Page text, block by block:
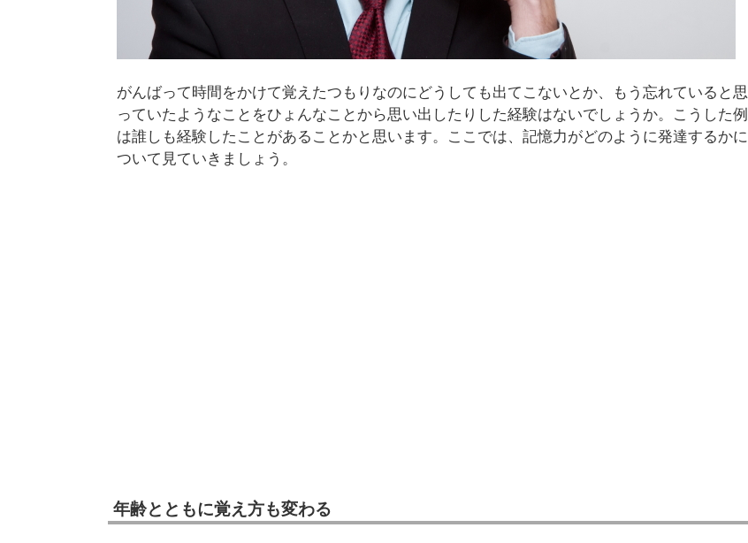
がんばって時間をかけて覚えたつもりなのにどうしても出てこないとか、もう忘れていると思
っていたようなことをひょんなことから思い出したりした経験はないでしょうか。こうした例
は誰しも経験したことがあることかと思います。ここでは、記憶力がどのように発達するかに
ついて見ていきましょう。
年齢とともに覚え方も変わる